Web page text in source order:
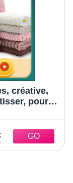
créative,
pour